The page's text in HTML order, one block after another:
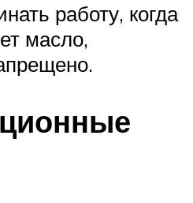
работу, когда
масло,